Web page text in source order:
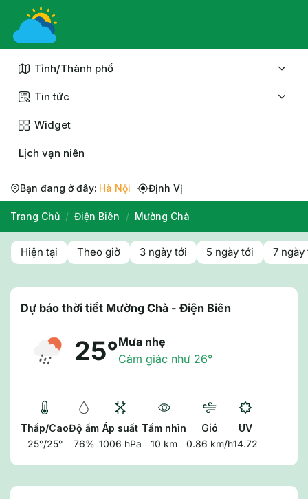
Chuyển
nội
Tỉnh/Thành phố
Tin tức
Widget
Lịch vạn niên
Bạn đang ở đây: Hà Nội Định Vị
Trang Chủ / Điện Biên / Mường Chà
Hiện tại Theo giờ 3 ngày tới 5 ngày tới 7 ngày
Dự báo thời tiết Mường Chà - Điện Biên
25°Mưa nhẹ
Cảm giác như 26°
Thấp/Cao
25°/25°
Độ ẩm
76%
Áp suất
1006 hPa
Tầm nhìn
10 km
Gió
0.86 km/h
UV
14.72